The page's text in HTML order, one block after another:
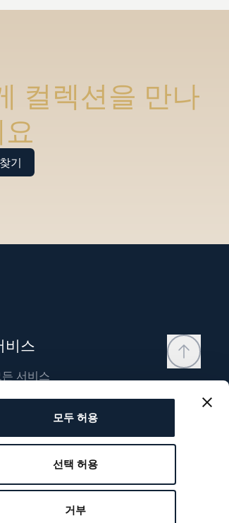
모두 허용
선택 허용
거부
컬렉션을 만나
기
비스
서비스
처
리스트
용자 매뉴얼